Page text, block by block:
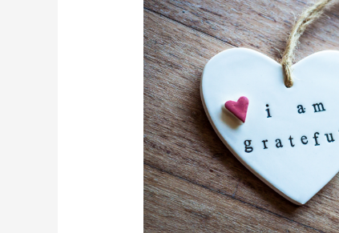
habla
del
poder
de
la
gratitud
para
lograr
nuestros
objetivos
el
2022